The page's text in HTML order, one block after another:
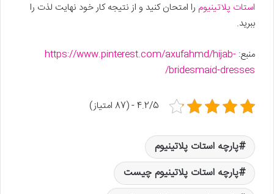
استات پلاتینیوم را امتحان کنید و از نتیجه کار خود نهایت لذت را
ببرید.
منبع: https://www.pinterest.com/axufahmd/hijab-
bridesmaid-dresses/
4.2/5 - (87 امتیاز)
پارچه استات پلاتینیوم
پارچه استات پلاتینیوم چیست